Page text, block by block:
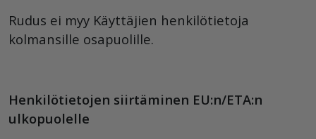
Rudus ei myy Käyttäjien henkilötietoja
kolmansille osapuolille.
Henkilötietojen siirtäminen EU:n/ETA:n
ulkopuolelle